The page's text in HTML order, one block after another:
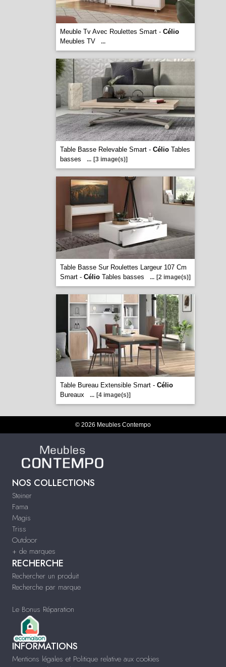
Meuble Tv Avec Roulettes Smart - Célio
Meubles TV
...
Table Basse Relevable Smart - CélioTables
basses
... [3 image(s)]
Table Basse Sur Roulettes Largeur 107 Cm
Smart - CélioTables basses ... [2 image(s)]
Table Bureau Extensible Smart - Célio
Bureaux
... [4 image(s)]
© 2026 Meubles Contempo
NOS COLLECTIONS
Steiner
Fama
Magis
Triss
Outdoor
+ de marques
RECHERCHE
Rechercher un produit
Recherche par marque
Le Bonus Réparation
INFORMATIONS
Mentions légales et Politique relative aux cookies